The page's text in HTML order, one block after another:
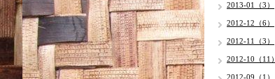
2013-01（3）
2012-12（6）
2012-11（3）
2012-10（11）
2012-09（1）